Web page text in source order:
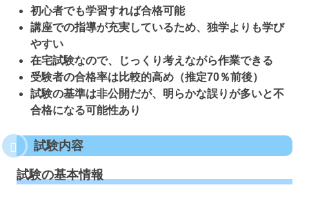
初心者でも学習すれば合格可能
講座での指導が充実しているため、独学よりも学び
やすい
在宅試験なので、じっくり考えながら作業できる
受験者の合格率は比較的高め（推定70％前後）
試験の基準は非公開だが、明らかな誤りが多いと不
合格になる可能性あり
試験内容
試験の基本情報